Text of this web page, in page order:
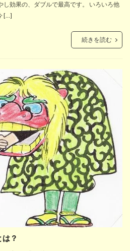
し効果の、ダブルで最高です。 いろいろ他
[…]
続きを読む
？